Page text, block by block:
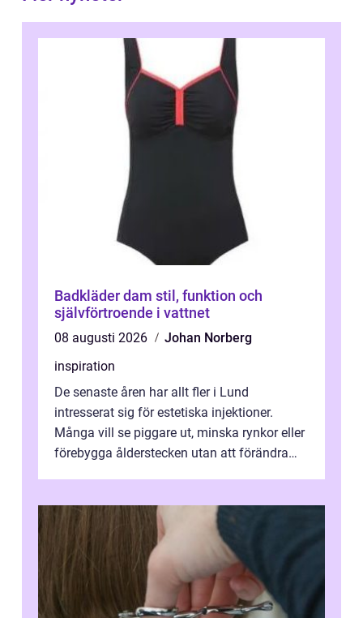
Badkläder dam stil, funktion och
självförtroende i vattnet
08 augusti 2026
Johan Norberg
inspiration
De senaste åren har allt fler i Lund
intresserat sig för estetiska injektioner.
Många vill se piggare ut, minska rynkor eller
förebygga ålderstecken utan att förändra